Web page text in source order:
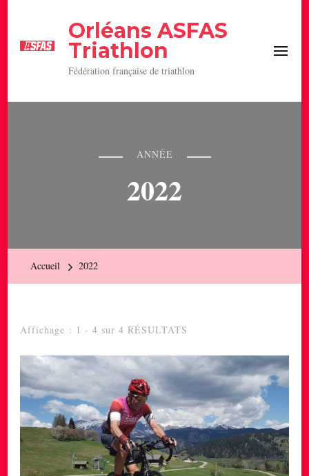
Orléans ASFAS
Triathlon
Fédération française de triathlon
ANNÉE
2022
Accueil 2022
Affichage : 1 - 4 sur 4 RÉSULTATS